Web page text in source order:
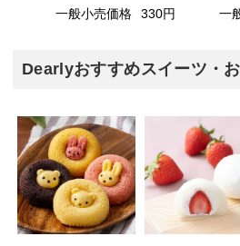
一般小売価格 330円 一
Dearlyおすすめスイーツ・